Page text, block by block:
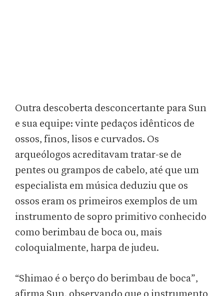
Outra descoberta desconcertante para Sun
e sua equipe: vinte pedaços idênticos de
ossos, finos, lisos e curvados. Os
arqueólogos acreditavam tratar-se de
pentes ou grampos de cabelo, até que um
especialista em música deduziu que os
ossos eram os primeiros exemplos de um
instrumento de sopro primitivo conhecido
como berimbau de boca ou, mais
coloquialmente, harpa de judeu.
“Shimao é o berço do berimbau de boca”,